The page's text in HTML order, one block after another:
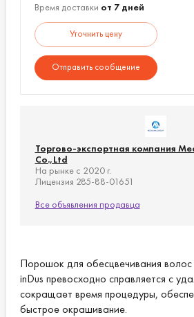
Время доставки от 7 дней
Уточнить цену
Отправить сообщение
Торгово-экспортная компания
Co.,Ltd
На рынке с 2020 г.
Лицензия 285-88-01651
Все объявления продавца
Порошок для обесцвечивания
inDus превосходно справляется с
сокращает время процедуры,
быстрое окрашивание.